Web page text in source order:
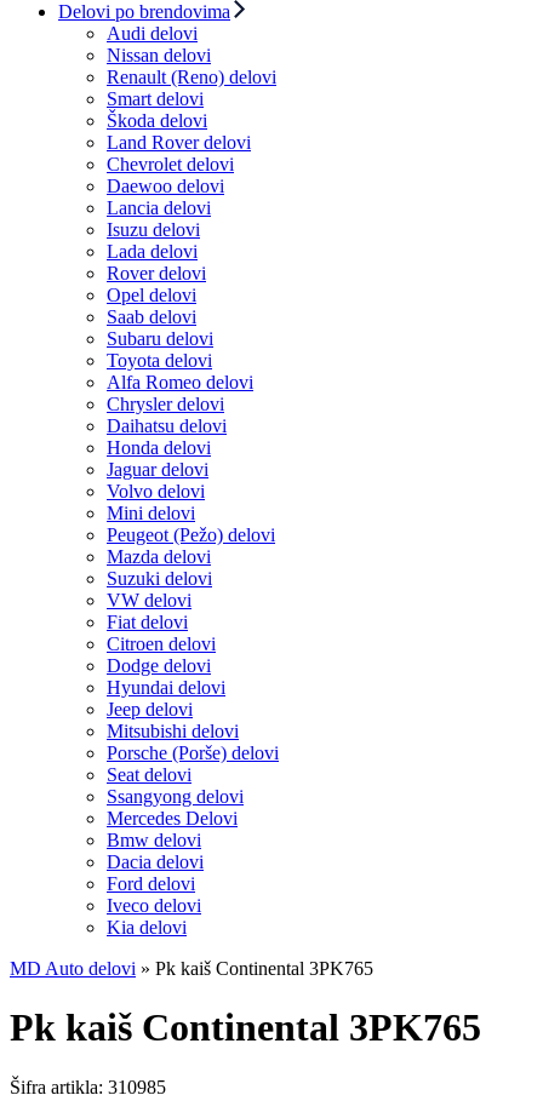
Delovi po brendovima
Audi delovi
Nissan delovi
Renault (Reno) delovi
Smart delovi
Škoda delovi
Land Rover delovi
Chevrolet delovi
Daewoo delovi
Lancia delovi
Isuzu delovi
Lada delovi
Rover delovi
Opel delovi
Saab delovi
Subaru delovi
Toyota delovi
Alfa Romeo delovi
Chrysler delovi
Daihatsu delovi
Honda delovi
Jaguar delovi
Volvo delovi
Mini delovi
Peugeot (Pežo) delovi
Mazda delovi
Suzuki delovi
VW delovi
Fiat delovi
Citroen delovi
Dodge delovi
Hyundai delovi
Jeep delovi
Mitsubishi delovi
Porsche (Porše) delovi
Seat delovi
Ssangyong delovi
Mercedes Delovi
Bmw delovi
Dacia delovi
Ford delovi
Iveco delovi
Kia delovi
MD Auto delovi » Pk kaiš Continental 3PK765
Pk kaiš Continental 3PK765
Šifra artikla: 310985